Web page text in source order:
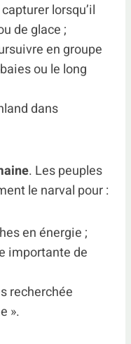
lorsqu’il
de glace ;
en groupe
ou le long
dans
. Les peuples
le narval pour :
en énergie ;
importante de
recherchée
».